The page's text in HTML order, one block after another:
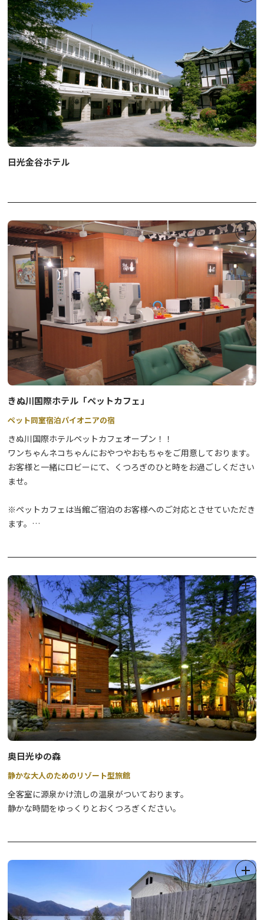
日光金谷ホテル
きぬ川国際ホテル「ペットカフェ」
ペット同室宿泊パイオニアの宿
きぬ川国際ホテルペットカフェオープン！！
ワンちゃんネコちゃんにおやつやおもちゃをご用意しております。
お客様と一緒にロビーにて、くつろぎのひと時をお過ごしください
ませ。
※ペットカフェは当館ご宿泊のお客様へのご対応とさせていただき
ます。
奥日光ゆの森
静かな大人のためのリゾート型旅館
全客室に源泉かけ流しの温泉がついております。
静かな時間をゆっくりとおくつろぎください。